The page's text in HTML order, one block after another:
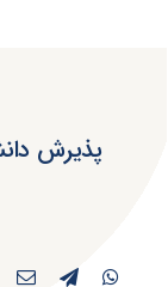
پذیرش